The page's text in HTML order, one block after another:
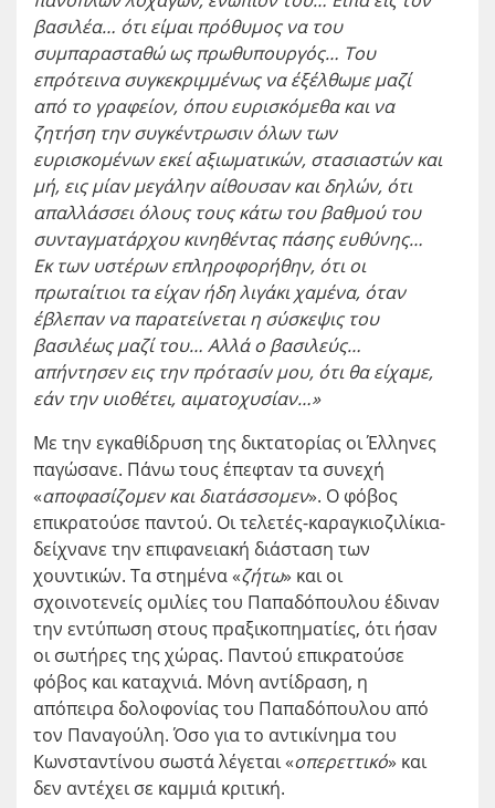
βασιλέα… ότι είμαι πρόθυμος να του
συμπαρασταθώ ως πρωθυπουργός… Του
επρότεινα συγκεκριμμένως να έξέλθωμε μαζί
από το γραφείον, όπου ευρισκόμεθα και να
ζητήση την συγκέντρωσιν όλων των
ευρισκομένων εκεί αξιωματικών, στασιαστών και
μή, εις μίαν μεγάλην αίθουσαν και δηλών, ότι
απαλλάσσει όλους τους κάτω του βαθμού του
συνταγματάρχου κινηθέντας πάσης ευθύνης…
Εκ των υστέρων επληροφορήθην, ότιοι
πρωταίτιοι τα είχαν ήδη λιγάκι χαμένα, όταν
έβλεπαν να παρατείνεται η σύσκεψις του
βασιλέως μαζί του… Αλλά ο βασιλεύς…
απήντησεν εις την πρότασίν μου, ότι θα είχαμε,
εάν την υιοθέτει, αιματοχυσίαν…»
Με την εγκαθίδρυση της δικτατορίας οι Έλληνες
παγώσανε. Πάνω τους έπεφταν τα συνεχή
«αποφασίζομεν και διατάσσομεν». Ο φόβος
επικρατούσε παντού. Οι τελετές-καραγκιοζιλίκια-
δείχνανε την επιφανειακή διάσταση των
χουντικών. Τα στημένα «ζήτω» και οι
σχοινοτενείς ομιλίες του Παπαδόπουλου έδιναν
την εντύπωση στους πραξικοπηματίες, ότι ήσαν
οι σωτήρες της χώρας. Παντού επικρατούσε
φόβος και καταχνιά. Μόνη αντίδραση, η
απόπειρα δολοφονίας του Παπαδόπουλου από
τον Παναγούλη. Όσο για το αντικίνημα του
Κωνσταντίνου σωστά λέγεται «οπερεττικό» και
δεν αντέχει σε καμμιά κριτική.